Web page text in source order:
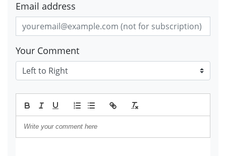
Email address
Your Comment